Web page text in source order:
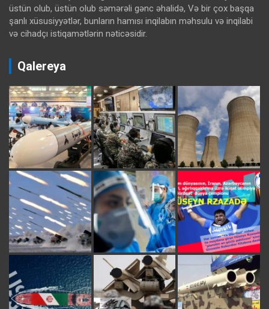
üstün olub, üstün olub səmərəli gənc əhalidə, Və bir çox başqa
şanlı xüsusiyyətlər, bunların hamısı inqilabın məhsulu və inqilabi
və cihadçı istiqamətlərin nəticəsidir.
Qalereya